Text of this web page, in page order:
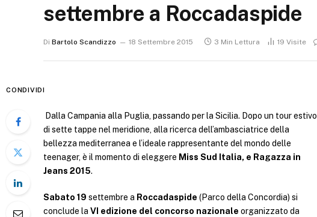
settembre a Roccadaspide
Di Bartolo Scandizzo 18 Settembre 2015 3 Min Lettura 19 Visite
CONDIVIDI
Dalla Campania alla Puglia, passando per la Sicilia. Dopo un tour estivo
di sette tappe nel meridione, alla ricerca dell’ambasciatrice della
bellezza mediterranea e l’ideale rappresentante del mondo delle
teenager, è il momento di eleggere Miss Sud Italia, e Ragazza in
Jeans 2015.
Sabato 19 settembre a Roccadaspide (Parco della Concordia) si
conclude la VI edizione del concorso nazionale organizzato da